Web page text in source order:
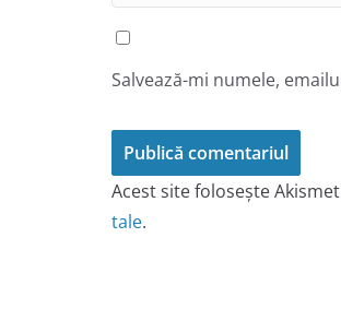
Salvează-mi numele,
Acest site folosește
tale.